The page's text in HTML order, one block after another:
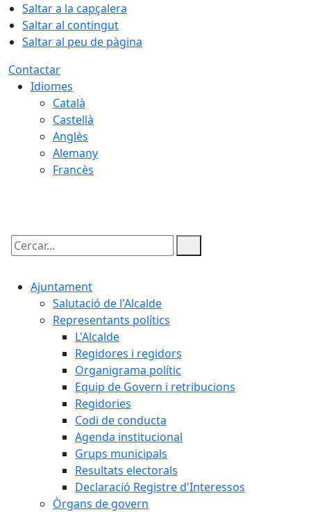
Saltar a la capçalera
Saltar al contingut
Saltar al peu de pàgina
Contactar
Idiomes
Català
Castellà
Anglès
Alemany
Francès
Cercar:
Ajuntament
Salutació de l'Alcalde
Representants polítics
L'Alcalde
Regidores i regidors
Organigrama polític
Equip de Govern i retribucions
Regidories
Codi de conducta
Agenda institucional
Grups municipals
Resultats electorals
Declaració Registre d'Interessos
Òrgans de govern